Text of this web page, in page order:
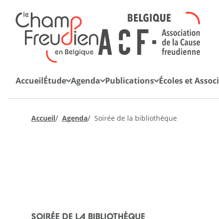
Retourner à l'accueil
AccueilÉtude Agenda Publications Écoles et
Accueil/ Agenda/ Soirée de la bibliothèque
SOIRÉE DE LA BIBLIOTHÈQUE